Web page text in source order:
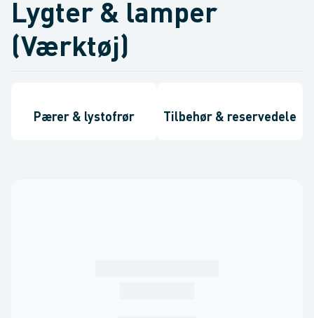
Lygter & lamper
(Værktøj)
Pærer & lystofrør Tilbehør & reservedele